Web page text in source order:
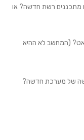
מתכננים רשת חדשה? או
לאט? (המחשב לא ההיא
של מערכת חדשה?